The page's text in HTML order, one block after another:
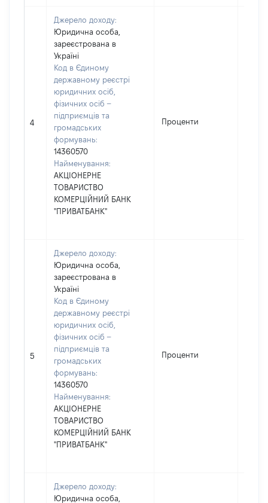
4
Джерело доходу:
Юридична особа,
зареєстрована в
Україні
Код в Єдиному
державному реєстрі
юридичних осіб,
фізичних осіб –
підприємців та
громадських
формувань:
14360570
Найменування:
АКЦІОНЕРНЕ
ТОВАРИСТВО
КОМЕРЦІЙНИЙ БАНК
"ПРИВАТБАНК"
Проценти
5
Джерело доходу:
Юридична особа,
зареєстрована в
Україні
Код в Єдиному
державному реєстрі
юридичних осіб,
фізичних осіб –
підприємців та
громадських
формувань:
14360570
Найменування:
АКЦІОНЕРНЕ
ТОВАРИСТВО
КОМЕРЦІЙНИЙ БАНК
"ПРИВАТБАНК"
Проценти
Джерело доходу:
Юридична особа,